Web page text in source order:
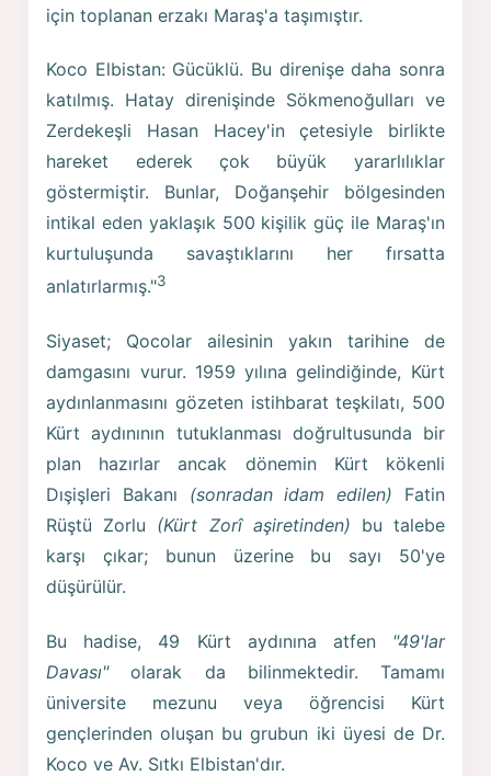
için toplanan erzakı Maraş'a taşımıştır.
Koco Elbistan: Gücüklü. Bu direnişe daha sonra
katılmış. Hatay direnişinde Sökmenoğulları ve
Zerdekeşli Hasan Hacey'in çetesiyle birlikte
hareket ederek çok büyük yararlılıklar
göstermiştir. Bunlar, Doğanşehir bölgesinden
intikal eden yaklaşık 500 kişilik güç ile Maraş'ın
kurtuluşunda savaştıklarını her fırsatta
anlatırlarmış."3
Siyaset; Qocolar ailesinin yakın tarihine de
damgasını vurur. 1959 yılına gelindiğinde, Kürt
aydınlanmasını gözeten istihbarat teşkilatı, 500
Kürt aydınının tutuklanması doğrultusunda bir
plan hazırlar ancak dönemin Kürt kökenli
Dışişleri Bakanı (sonradan idam edilen) Fatin
Rüştü Zorlu (Kürt Zorî aşiretinden) bu talebe
karşı çıkar; bunun üzerine bu sayı 50'ye
düşürülür.
Bu hadise, 49 Kürt aydınına atfen"49'lar
Davası"olarak da bilinmektedir. Tamamı
üniversite mezunu veya öğrencisi Kürt
gençlerinden oluşan bu grubun iki üyesi de Dr.
Koco ve Av. Sıtkı Elbistan'dır.